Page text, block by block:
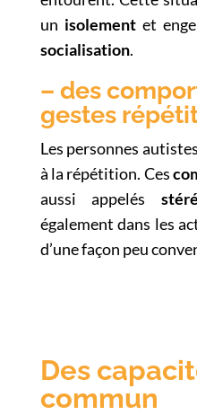
un isolement et
socialisation.
– des
gestes
Les personnes
à la répétition. Ces
aussi appelés
également dans les
d’une façon peu
Des
commun